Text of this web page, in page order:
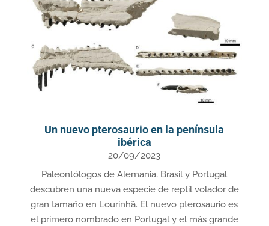
Un nuevo pterosaurio en la península
ibérica
20/09/2023
Paleontólogos de Alemania, Brasil y Portugal
descubren una nueva especie de reptil volador de
gran tamaño en Lourinhã. El nuevo pterosaurio es
el primero nombrado en Portugal y el más grande